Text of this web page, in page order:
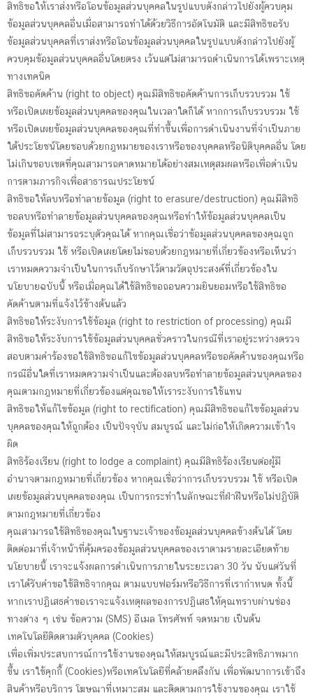
สิทธิขอให้เราส่งหรือโอนข้อมูลส่วนบุคคลในรูปแบบดังกล่าวไปยังผู้ควบคุม
ข้อมูลส่วนบุคคลอื่นเมื่อสามารถทำได้ด้วยวิธีการอัตโนมัติ และมีสิทธิขอรับ
ข้อมูลส่วนบุคคลที่เราส่งหรือโอนข้อมูลส่วนบุคคลในรูปแบบดังกล่าวไปยังผู้
ควบคุมข้อมูลส่วนบุคคลอื่นโดยตรง เว้นแต่ไม่สามารถดำเนินการได้เพราะเหตุ
ทางเทคนิค
สิทธิขอคัดค้าน (right to object) คุณมีสิทธิขอคัดค้านการเก็บรวบรวม ใช้
หรือเปิดเผยข้อมูลส่วนบุคคลของคุณในเวลาใดก็ได้ หากการเก็บรวบรวม ใช้
หรือเปิดเผยข้อมูลส่วนบุคคลของคุณที่ทำขึ้นเพื่อการดำเนินงานที่จำเป็นภาย
ใต้ประโยชน์โดยชอบด้วยกฎหมายของเราหรือของบุคคลหรือนิติบุคคลอื่น โดย
ไม่เกินขอบเขตที่คุณสามารถคาดหมายได้อย่างสมเหตุสมผลหรือเพื่อดำเนิน
การตามภารกิจเพื่อสาธารณประโยชน์
สิทธิขอให้ลบหรือทำลายข้อมูล (right to erasure/destruction) คุณมีสิทธิ
ขอลบหรือทำลายข้อมูลส่วนบุคคลของคุณหรือทำให้ข้อมูลส่วนบุคคลเป็น
ข้อมูลที่ไม่สามารถระบุตัวคุณได้ หากคุณเชื่อว่าข้อมูลส่วนบุคคลของคุณถูก
เก็บรวบรวม ใช้ หรือเปิดเผยโดยไม่ชอบด้วยกฎหมายที่เกี่ยวข้องหรือเห็นว่า
เราหมดความจำเป็นในการเก็บรักษาไว้ตามวัตถุประสงค์ที่เกี่ยวข้องใน
นโยบายฉบับนี้ หรือเมื่อคุณได้ใช้สิทธิขอถอนความยินยอมหรือใช้สิทธิขอ
คัดค้านตามที่แจ้งไว้ข้างต้นแล้ว
สิทธิขอให้ระงับการใช้ข้อมูล (right to restriction of processing) คุณมี
สิทธิขอให้ระงับการใช้ข้อมูลส่วนบุคคลชั่วคราวในกรณีที่เราอยู่ระหว่างตรวจ
สอบตามคำร้องขอใช้สิทธิขอแก้ไขข้อมูลส่วนบุคคลหรือขอคัดค้านของคุณหรือ
กรณีอื่นใดที่เราหมดความจำเป็นและต้องลบหรือทำลายข้อมูลส่วนบุคคลของ
คุณตามกฎหมายที่เกี่ยวข้องแต่คุณขอให้เราระงับการใช้แทน
สิทธิขอให้แก้ไขข้อมูล (right to rectification) คุณมีสิทธิขอแก้ไขข้อมูลส่วน
บุคคลของคุณให้ถูกต้อง เป็นปัจจุบัน สมบูรณ์ และไม่ก่อให้เกิดความเข้าใจ
ผิด
สิทธิร้องเรียน (right to lodge a complaint) คุณมีสิทธิร้องเรียนต่อผู้มี
อำนาจตามกฎหมายที่เกี่ยวข้อง หากคุณเชื่อว่าการเก็บรวบรวม ใช้ หรือเปิด
เผยข้อมูลส่วนบุคคลของคุณ เป็นการกระทำในลักษณะที่ฝ่าฝืนหรือไม่ปฏิบัติ
ตามกฎหมายที่เกี่ยวข้อง
คุณสามารถใช้สิทธิของคุณในฐานะเจ้าของข้อมูลส่วนบุคคลข้างต้นได้ โดย
ติดต่อมาที่เจ้าหน้าที่คุ้มครองข้อมูลส่วนบุคคลของเราตามรายละเอียดท้าย
นโยบายนี้ เราจะแจ้งผลการดำเนินการภายในระยะเวลา 30 วัน นับแต่วันที่
เราได้รับคำขอใช้สิทธิจากคุณ ตามแบบฟอร์มหรือวิธีการที่เรากำหนด ทั้งนี้
หากเราปฏิเสธคำขอเราจะแจ้งเหตุผลของการปฏิเสธให้คุณทราบผ่านช่อง
ทางต่าง ๆ เช่น ข้อความ (SMS) อีเมล โทรศัพท์ จดหมาย เป็นต้น
เทคโนโลยีติดตามตัวบุคคล (Cookies)
เพื่อเพิ่มประสบการณ์การใช้งานของคุณให้สมบูรณ์และมีประสิทธิภาพมาก
ขึ้น เราใช้คุกกี้ (Cookies)หรือเทคโนโลยีที่คล้ายคลึงกัน เพื่อพัฒนาการเข้าถึง
สินค้าหรือบริการ โฆษณาที่เหมาะสม และติดตามการใช้งานของคุณ เราใช้